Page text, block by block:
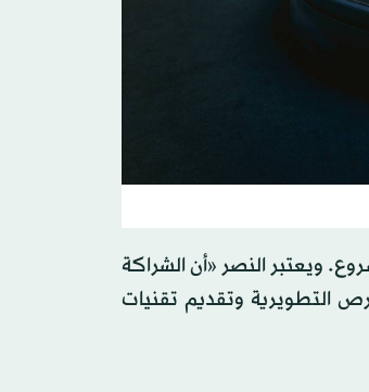
ويعتبر النصر «أن الشراكة
التطويرية وتقديم تقنيات